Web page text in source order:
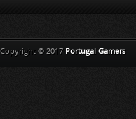
Copyright © 2017 Portugal Gamers